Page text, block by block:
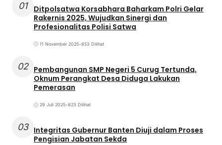
01
Ditpolsatwa Korsabhara Baharkam Polri Gelar
Rakernis 2025, Wujudkan Sinergi dan
Profesionalitas Polisi Satwa
11 November 2025•853 Dilihat
02 Pembangunan SMP Negeri 5 Curug Tertunda,
Oknum Perangkat Desa Diduga Lakukan
Pemerasan
29 Juli 2025•823 Dilihat
03 Integritas Gubernur Banten Diuji dalam Proses
Pengisian Jabatan Sekda